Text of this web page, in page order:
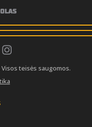
teisės saugomos.